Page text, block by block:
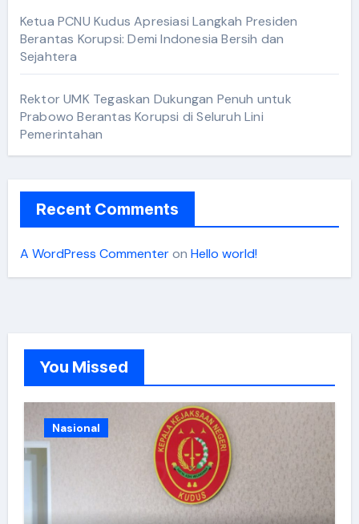
Ketua PCNU Kudus Apresiasi Langkah Presiden
Berantas Korupsi: Demi Indonesia Bersih dan
Sejahtera
Rektor UMK Tegaskan Dukungan Penuh untuk
Prabowo Berantas Korupsi di Seluruh Lini
Pemerintahan
Recent Comments
A WordPress Commenteron Hello world!
You Missed
Nasional